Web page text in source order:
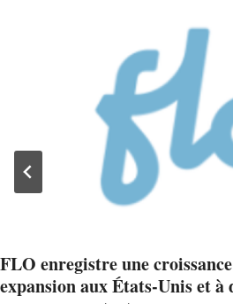
FLO enregistre une
expansion aux États-Unis et à